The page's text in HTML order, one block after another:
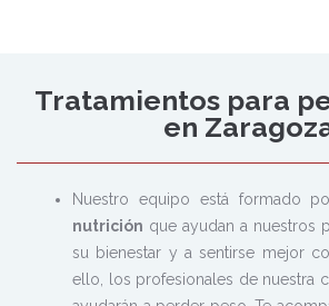
Tratamientos para
en
Nuestro equipo está formado
nutrición que ayudan a nuestros
su bienestar y a sentirse mejor
ello, los profesionales de nuestra